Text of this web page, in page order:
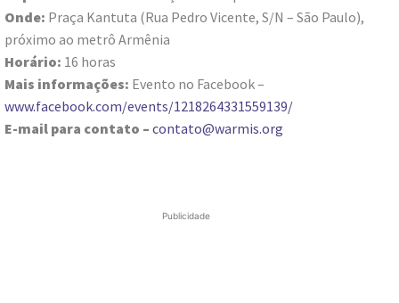
Onde: Praça Kantuta (Rua Pedro Vicente, S/N – São Paulo),
próximo ao metrô Armênia
Horário: 16 horas
Mais informações: Evento no Facebook –
www.facebook.com/events/1218264331559139/
E-mail para contato – contato@warmis.org
Publicidade